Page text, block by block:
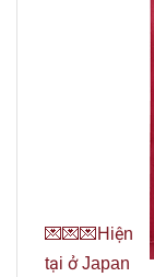
💌💌💌Hiện
tại ở Japan